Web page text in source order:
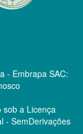
- Embrapa SAC:
a Licença
- SemDerivações